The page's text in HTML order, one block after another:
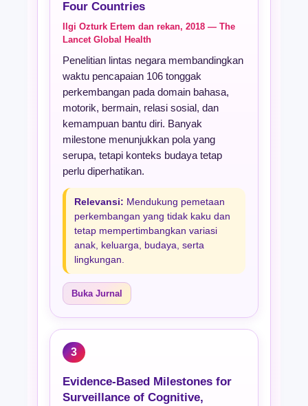
Four Countries
Ilgi Ozturk Ertem dan rekan, 2018 — The
Lancet Global Health
Penelitian lintas negara membandingkan
waktu pencapaian 106 tonggak
perkembangan pada domain bahasa,
motorik, bermain, relasi sosial, dan
kemampuan bantu diri. Banyak
milestone menunjukkan pola yang
serupa, tetapi konteks budaya tetap
perlu diperhatikan.
Relevansi: Mendukung pemetaan
perkembangan yang tidak kaku dan
tetap mempertimbangkan variasi
anak, keluarga, budaya, serta
lingkungan.
Buka Jurnal
3
Evidence-Based Milestones for
Surveillance of Cognitive,